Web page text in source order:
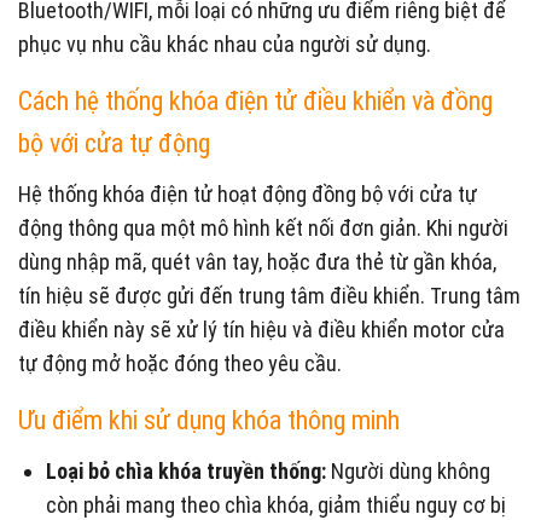
Bluetooth/WIFI, mỗi loại có những ưu điểm riêng biệt để
phục vụ nhu cầu khác nhau của người sử dụng.
Cách hệ thống khóa điện tử điều khiển và đồng
bộ với cửa tự động
Hệ thống khóa điện tử hoạt động đồng bộ với cửa tự
động thông qua một mô hình kết nối đơn giản. Khi người
dùng nhập mã, quét vân tay, hoặc đưa thẻ từ gần khóa,
tín hiệu sẽ được gửi đến trung tâm điều khiển. Trung tâm
điều khiển này sẽ xử lý tín hiệu và điều khiển motor cửa
tự động mở hoặc đóng theo yêu cầu.
Ưu điểm khi sử dụng khóa thông minh
Loại bỏ chìa khóa truyền thống: Người dùng không
còn phải mang theo chìa khóa, giảm thiểu nguy cơ bị